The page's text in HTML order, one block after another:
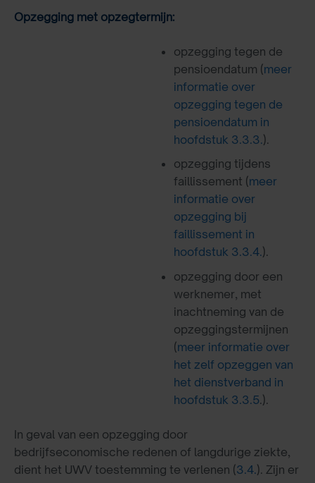
Opzegging met opzegtermijn:
opzegging tegen de
pensioendatum (meer
informatie over
opzegging tegen de
pensioendatum in
hoofdstuk 3.3.3.).
opzegging tijdens
faillissement (meer
informatie over
opzegging bij
faillissement in
hoofdstuk 3.3.4.).
opzegging door een
werknemer, met
inachtneming van de
opzeggingstermijnen
(meer informatie over
het zelf opzeggen van
het dienstverband in
hoofdstuk 3.3.5.).
In geval van een opzegging door
bedrijfseconomische redenen of langdurige ziekte,
dient het UWV toestemming te verlenen (3.4.). Zijn er